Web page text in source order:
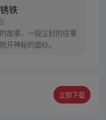
。为了帮冯宝宝寻找她
自己与爷爷身上的秘
彻底颠覆，与冯宝宝一
铁
故事，一段尘封的往事
开神秘的面纱。
立即下载